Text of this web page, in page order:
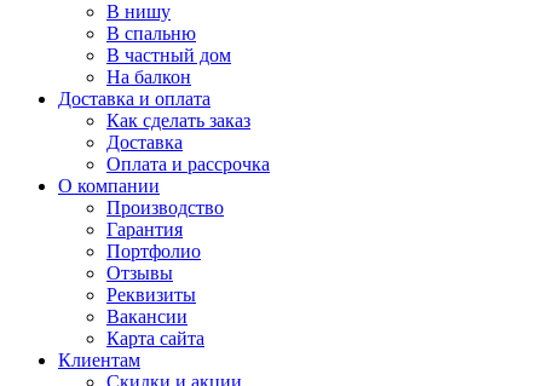
В нишу
В спальню
В частный дом
На балкон
Доставка и оплата
Как сделать заказ
Доставка
Оплата и рассрочка
О компании
Производство
Гарантия
Портфолио
Отзывы
Реквизиты
Вакансии
Карта сайта
Клиентам
Скидки и акции